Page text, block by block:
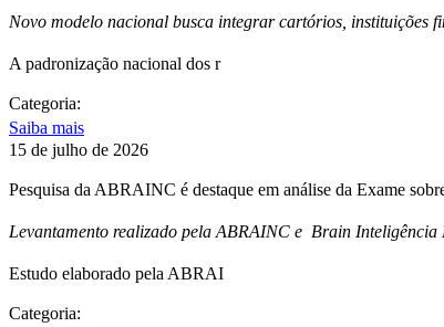
Novo modelo nacional busca integrar cartórios, instituições
A padronização nacional dos r
Categoria:
Saiba mais
15 de julho de 2026
Pesquisa da ABRAINC é destaque em análise da Exame
Levantamento realizado pela ABRAINC e Brain Inteligência
Estudo elaborado pela ABRAI
Categoria: